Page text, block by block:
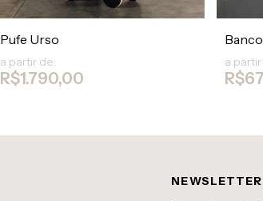
Pufe Urso
a partir de:
R$1.790,00
a
NEWSLETTER